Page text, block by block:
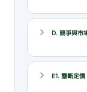
D. 競爭與市
E1. 壟斷定